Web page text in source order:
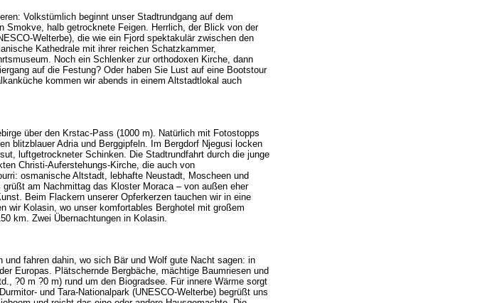
Volkstümlich beginnt unser Stadtrundgang auf dem
Smokve, halb getrocknete Feigen. Herrlich, der Blick von der
Welterbe), die wie ein Fjord spektakulär zwischen den
Kathedrale mit ihrer reichen Schatzkammer,
Noch ein Schlenker zur orthodoxen Kirche, dann
auf die Festung? Oder haben Sie Lust auf eine Bootstour
kommen wir abends in einem Altstadtlokal auch
über den Krstac-Pass (1000 m). Natürlich mit Fotostopps
blitzblauer Adria und Berggipfeln. Im Bergdorf Njegusi locken
luftgetrockneter Schinken. Die Stadtrundfahrt durch die junge
Christi-Auferstehungs-Kirche, die auch von
osmanische Altstadt, lebhafte Neustadt, Moscheen und
am Nachmittag das Kloster Moraca – von außen eher
Beim Flackern unserer Opferkerzen tauchen wir in eine
wir Kolasin, wo unser komfortables Berghotel mit großem
km. Zwei Übernachtungen in Kolasin.
fahren dahin, wo sich Bär und Wolf gute Nacht sagen: in
Europas. Plätschernde Bergbäche, mächtige Baumriesen und
?0 m ?0 m) rund um den Biogradsee. Für innere Wärme sorgt
und Tara-Nationalpark (UNESCO-Welterbe) begrüßt uns